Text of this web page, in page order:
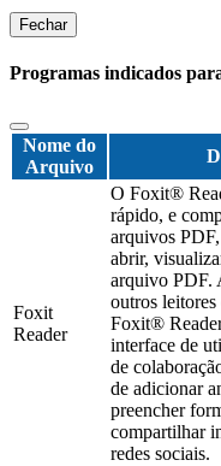
Fechar
Programas indicados
Nome do
Arquivo
Foxit
Reader
O Foxit®
rápido, e
arquivos
abrir,
arquivo PDF.
outros
Foxit®
interface de
de
de adicionar
preencher
compartilhar
redes sociais.